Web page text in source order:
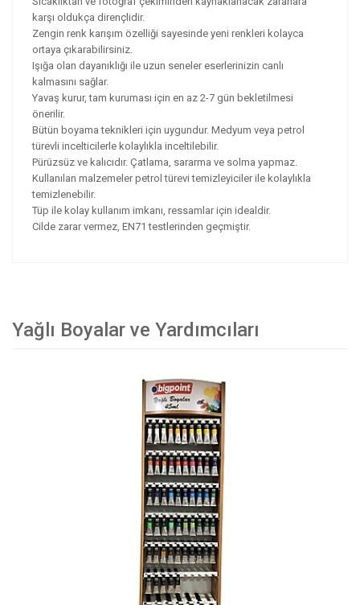
karşı oldukça dirençlidir.
Zengin renk karışım özelliği sayesinde yeni renkleri kolayca
ortaya çıkarabilirsiniz.
Işığa olan dayanıklığı ile uzun seneler eserlerinizin canlı
kalmasını sağlar.
Yavaş kurur, tam kuruması için en az 2-7 gün bekletilmesi
önerilir.
Bütün boyama teknikleri için uygundur. Medyum veya petrol
türevli incelticilerle kolaylıkla inceltilebilir.
Pürüzsüz ve kalıcıdır. Çatlama, sararma ve solma yapmaz.
Kullanılan malzemeler petrol türevi temizleyiciler ile kolaylıkla
temizlenebilir.
Tüp ile kolay kullanım imkanı, ressamlar için idealdir.
Cilde zarar vermez, EN71 testlerinden geçmiştir.
Yağlı Boyalar ve Yardımcıları